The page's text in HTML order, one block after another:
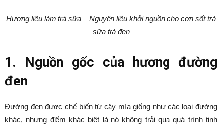
Hương liệu làm trà sữa – Nguyên liệu khởi nguồn cho cơn sốt trà
sữa trà đen
1. Nguồn gốc của hương đường
đen
Đường đen được chế biến từ cây mía giống như các loại đường
khác, nhưng điểm khác biệt là nó không trải qua quá trình tinh